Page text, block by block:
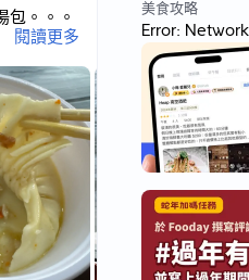
包。。。
餅皮，
。。
閱讀更多
美食攻略
Error: